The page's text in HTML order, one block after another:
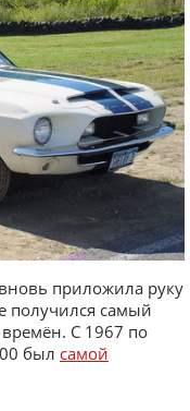
приложила руку
получился самый
С 1967 по
был самой